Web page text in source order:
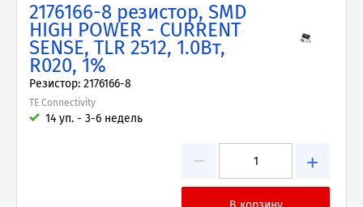
2176166-8 резистор, SMD
HIGH POWER - CURRENT
SENSE, TLR 2512, 1.0Вт,
R020, 1%
Резистор: 2176166-8
TE Connectivity
14 уп. - 3-6 недель
− +